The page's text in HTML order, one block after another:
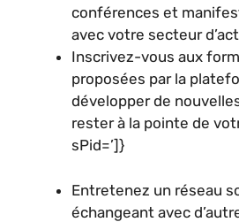
conférences et
avec votre secteur
Inscrivez-vous aux
proposées par la
développer de
rester à la pointe de
sPid=’]}
Entretenez un réseau
échangeant avec